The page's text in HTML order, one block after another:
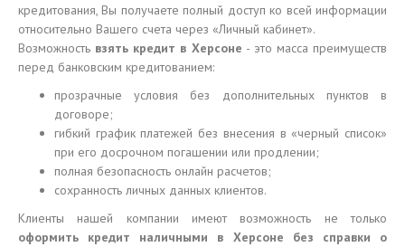
кредитования, Вы получаете полный доступ ко всей информации
относительно Вашего счета через «Личный кабинет».
Возможность взять кредит в Херсоне - это масса преимуществ
перед банковским кредитованием:
прозрачные условия без дополнительных пунктов в
договоре;
гибкий график платежей без внесения в «черный список»
при его досрочном погашении или продлении;
полная безопасность онлайн расчетов;
сохранность личных данных клиентов.
Клиенты нашей компании имеют возможность не только
оформить кредит наличными в Херсоне без справки о